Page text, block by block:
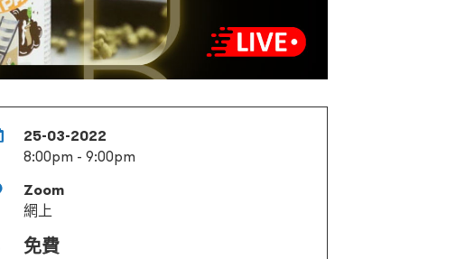
25-03-2022
8:00pm - 9:00pm
Zoom
網上
免費